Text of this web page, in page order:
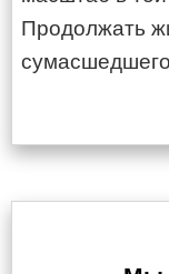
Продолжать